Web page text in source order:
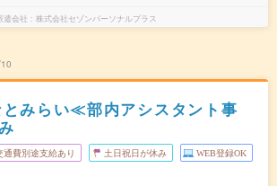
遣会社 株式会社セゾンパーソナルプラス
みらい≪部内アシスタント事
通費別途支給あり 土日祝日が休み WEB登録OK